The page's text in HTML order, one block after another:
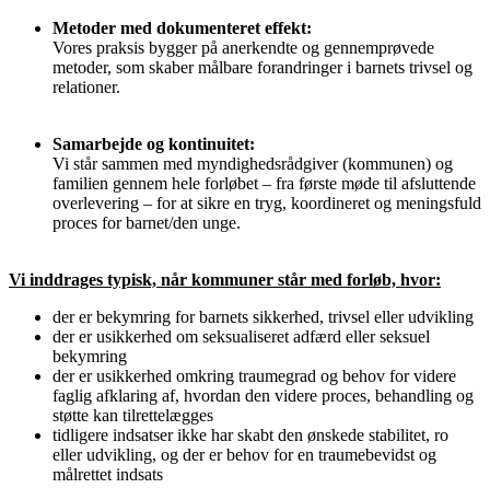
Metoder med dokumenteret effekt:
Vores praksis bygger på anerkendte og gennemprøvede
metoder, som skaber målbare forandringer i barnets trivsel og
relationer.
Samarbejde og kontinuitet:
Vi står sammen med myndighedsrådgiver (kommunen) og
familien gennem hele forløbet – fra første møde til afsluttende
overlevering – for at sikre en tryg, koordineret og meningsfuld
proces for barnet/den unge.
Vi inddrages typisk, når kommuner står med forløb, hvor:
der er bekymring for barnets sikkerhed, trivsel eller udvikling
der er usikkerhed om seksualiseret adfærd eller seksuel
bekymring
der er usikkerhed omkring traumegrad og behov for videre
faglig afklaring af, hvordan den videre proces, behandling og
støtte kan tilrettelægges
tidligere indsatser ikke har skabt den ønskede stabilitet, ro
eller udvikling, og der er behov for en traumebevidst og
målrettet indsats